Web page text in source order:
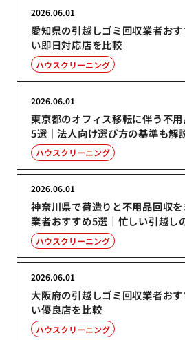
愛知県の引越しゴミ回収業者お
い即日対応店を比較
2026.06.01
ハウスクリーニング
東京都のオフィス移転に伴う不
5選｜法人向け選び方の基準も解
2026.06.01
ハウスクリーニング
神奈川県で荷造りと不用品回収
業者おすすめ5選｜忙しい引越し
2026.06.01
ハウスクリーニング
大阪府の引越しゴミ回収業者お
い優良店を比較
2026.06.01
ハウスクリーニング